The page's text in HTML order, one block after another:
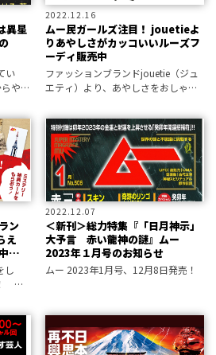
異星
い
やっ
2022.12.16
ムー民ガールズ注目！ jouetieよ
りあやしさがカッコいいルーズフ
ーディ販売中
ファッションブランドjouetie（ジュ
エティ）より、あやしさをおしゃれ
ン
え
し
ム
2022.12.07
＜新刊＞総力特集『「日月神示」
大予言 赤い龍神の謎』ムー
2023年１月号のお知らせ
ムー 2023年1月号、12月8日発売！